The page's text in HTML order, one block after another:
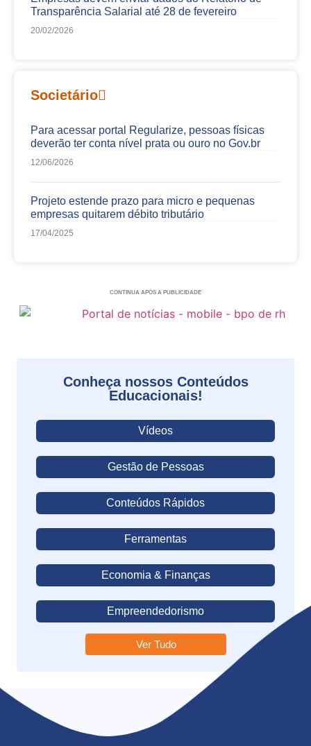
Transparência Salarial até 28 de fevereiro
20/02/2026
Societário
Para acessar portal Regularize, pessoas físicas
deverão ter conta nível prata ou ouro no Gov.br
12/06/2026
Projeto estende prazo para micro e pequenas
empresas quitarem débito tributário
17/04/2025
CONTINUA APÓS A PUBLICIDADE
Conheça nossos Conteúdos
Educacionais!
Vídeos
Gestão de Pessoas
Conteúdos Rápidos
Ferramentas
Economia & Finanças
Empreendedorismo
Ver Tudo